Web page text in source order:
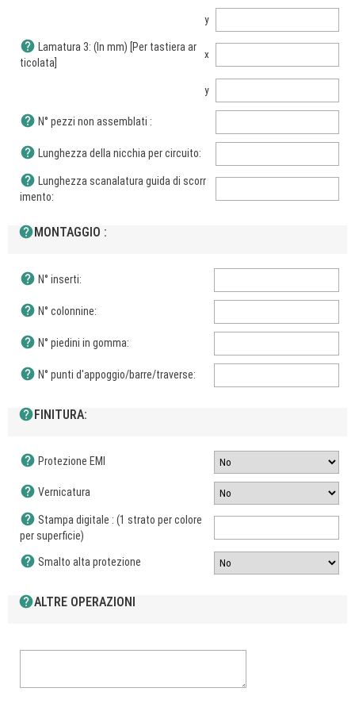
y
help Lamatura 3: (In mm) [Per tastiera ar
ticolata]
x
y
help N° pezzi non assemblati :
help Lunghezza della nicchia per circuito:
help Lunghezza scanalatura guida di scorr
imento:
helpMONTAGGIO :
help N° inserti:
help N° colonnine:
help N° piedini in gomma:
help N° punti d'appoggio/barre/traverse:
helpFINITURA:
help Protezione EMI
help Vernicatura
help Stampa digitale : (1 strato per colore
per superficie)
help Smalto alta protezione
helpALTRE OPERAZIONI